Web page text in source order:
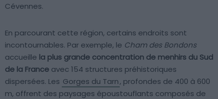
Cévennes.
En parcourant cette région, certains endroits sont
incontournables. Par exemple, le Cham des Bondons
accueille la plus grande concentration de menhirs du Sud
de la France avec 154 structures préhistoriques
dispersées. Les Gorges du Tarn, profondes de 400 à 600
m, offrent des paysages époustouflants composés de